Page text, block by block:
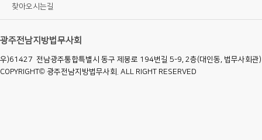
찾아오시는길
광주전남지방법무사회
우)61427 전남광주통합특별시 동구 제봉로 194번길 5-9, 2층(대인동,
COPYRIGHT© 광주전남지방법무사회. ALL RIGHT RESERVED